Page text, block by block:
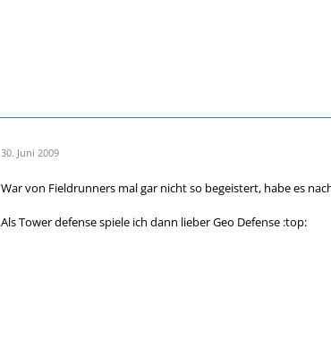
30. Juni 2009
War von Fieldrunners mal gar nicht so begeistert, habe es
Als Tower defense spiele ich dann lieber Geo Defense :top: